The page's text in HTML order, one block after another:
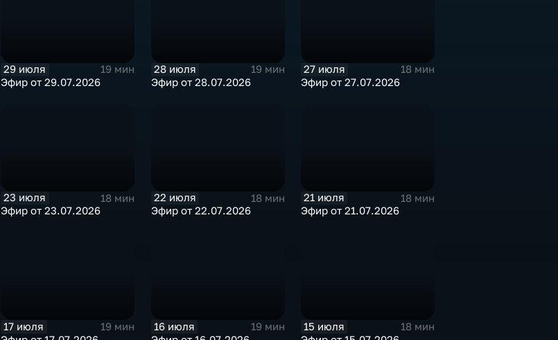
29 июля
19 мин
Эфир от 29.07.2026
28 июля
19 мин
Эфир от 28.07.2026
27 июля
18 мин
Эфир от 27.07.2026
23 июля
18 мин
Эфир от 23.07.2026
22 июля
18 мин
Эфир от 22.07.2026
21 июля
18 мин
Эфир от 21.07.2026
17 июля
19 мин
16 июля
19 мин
15 июля
18 мин